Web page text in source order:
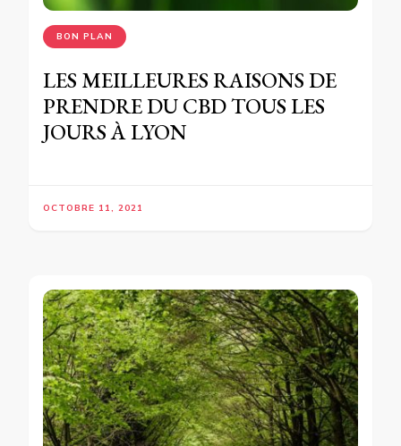
BON PLAN
LES MEILLEURES RAISONS DE
PRENDRE DU CBD TOUS LES
JOURS À LYON
OCTOBRE 11, 2021